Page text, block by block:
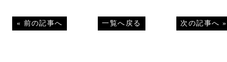
« 前の記事へ 一覧へ戻る 次の記事へ »